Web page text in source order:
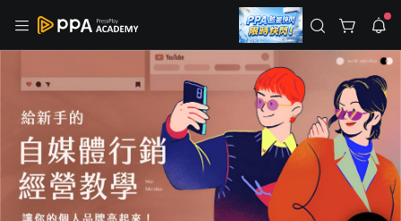
註冊領取 上千元優惠券！
登入/註冊
公告
🌞 PPA 避暑津貼．冷氣房升級｜期間快閃活動
🥵 酷暑限時快閃｜單筆滿 NT$2,500 現折 NT$300、再贈最高
2% 點數回饋！🚀 酷暑來襲．偷偷在冷氣房升級 📈⭐️ 【冷氣房
進修 限時開跑】◾單筆滿 NT$2,500 現折 NT$300◾活動期間：
即日起 - 8/13（只有一週）-📣 酷暑季好康 \ 再加碼 /→ 點數回饋
無上限🔥購買任一課程 or 訂閱✅ 消費即享回饋 1% 點數✅ 滿
$5,000 回饋 2% 點數🎁 此為 PPA 官方帳號 Line@ 專屬活動，加
入好友👉 享有「渠道專屬活動」及「個人化推播」！
2 天前
查看全部
沒有描述
--:-- --:--
返回播放器
清除全部